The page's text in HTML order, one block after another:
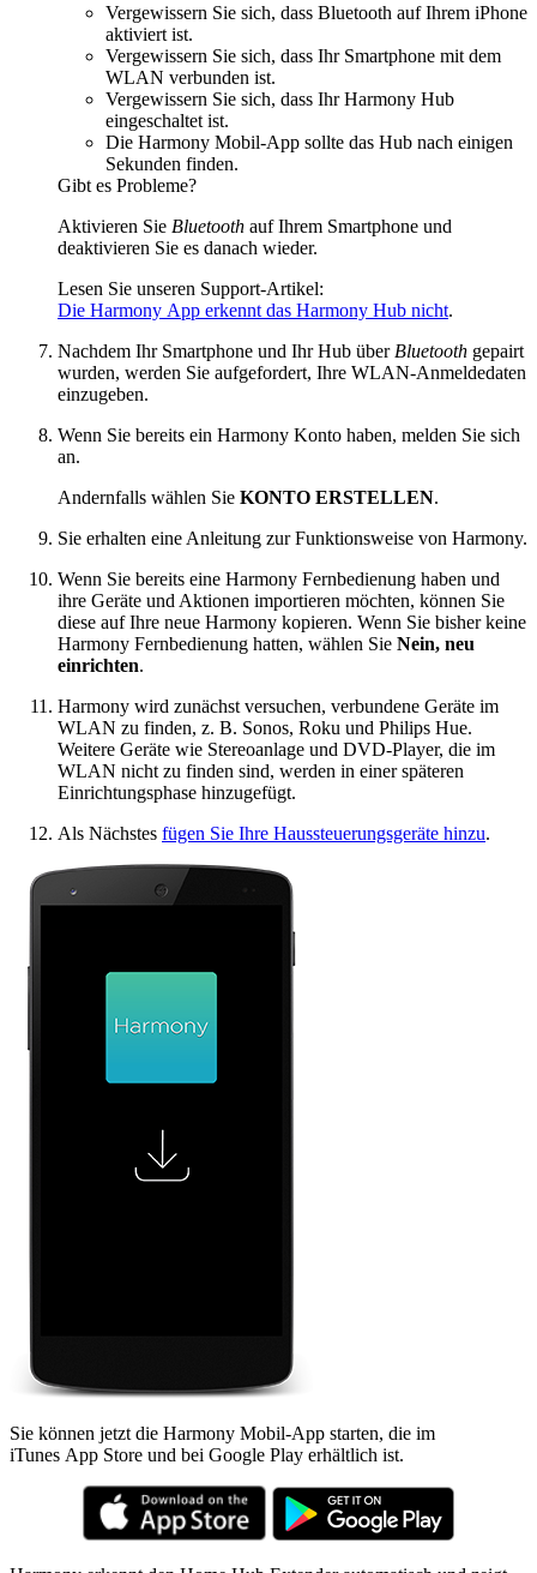
Vergewissern Sie sich, dass Bluetooth auf Ihrem iPhone
aktiviert ist.
Vergewissern Sie sich, dass Ihr Smartphone mit dem
WLAN verbunden ist.
Vergewissern Sie sich, dass Ihr Harmony Hub
eingeschaltet ist.
Die Harmony Mobil-App sollte das Hub nach einigen
Sekunden finden.
Gibt es Probleme?
Aktivieren Sie Bluetooth auf Ihrem Smartphone und
deaktivieren Sie es danach wieder.
Lesen Sie unseren Support-Artikel:
Die Harmony App erkennt das Harmony Hub nicht.
Nachdem Ihr Smartphone und Ihr Hub über Bluetooth gepairt
wurden, werden Sie aufgefordert, Ihre WLAN-Anmeldedaten
einzugeben.
Wenn Sie bereits ein Harmony Konto haben, melden Sie sich
an.
Andernfalls wählen Sie KONTO ERSTELLEN.
Sie erhalten eine Anleitung zur Funktionsweise von Harmony.
Wenn Sie bereits eine Harmony Fernbedienung haben und
ihre Geräte und Aktionen importieren möchten, können Sie
diese auf Ihre neue Harmony kopieren. Wenn Sie bisher keine
Harmony Fernbedienung hatten, wählen Sie Nein, neu
einrichten.
Harmony wird zunächst versuchen, verbundene Geräte im
WLAN zu finden, z. B. Sonos, Roku und Philips Hue.
Weitere Geräte wie Stereoanlage und DVD-Player, die im
WLAN nicht zu finden sind, werden in einer späteren
Einrichtungsphase hinzugefügt.
Als Nächstes fügen Sie Ihre Haussteuerungsgeräte hinzu.
Sie können jetzt die Harmony Mobil-App starten, die im
iTunes App Store und bei Google Play erhältlich ist.